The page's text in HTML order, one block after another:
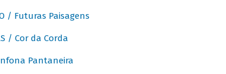
/ Futuras Paisagens
/ Cor da Corda
Pantaneira